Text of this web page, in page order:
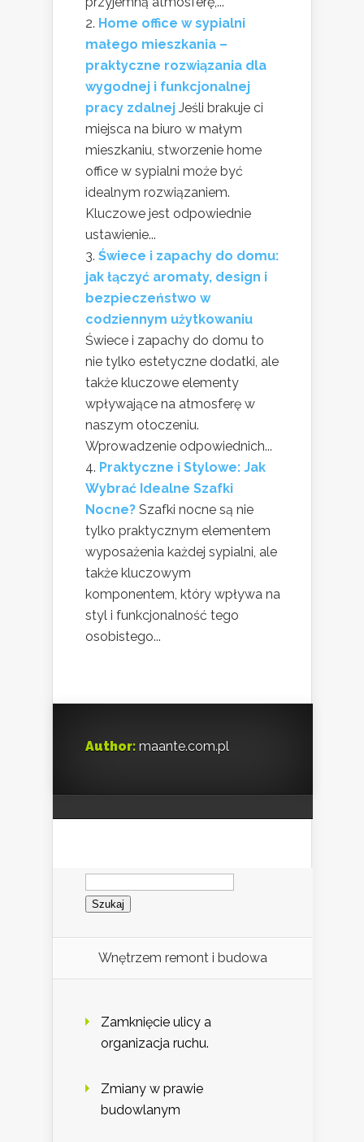
Home office w sypialni
małego mieszkania –
praktyczne rozwiązania dla
wygodnej i funkcjonalnej
pracy zdalnej Jeśli brakuje ci
miejsca na biuro w małym
mieszkaniu, stworzenie home
office w sypialni może być
idealnym rozwiązaniem.
Kluczowe jest odpowiednie
ustawienie...
Świece i zapachy do domu:
jak łączyć aromaty, design i
bezpieczeństwo w
codziennym użytkowaniu
Świece i zapachy do domu to
nie tylko estetyczne dodatki, ale
także kluczowe elementy
wpływające na atmosferę w
naszym otoczeniu.
Wprowadzenie odpowiednich...
Praktyczne i Stylowe: Jak
Wybrać Idealne Szafki
Nocne? Szafki nocne są nie
tylko praktycznym elementem
wyposażenia każdej sypialni, ale
także kluczowym
komponentem, który wpływa na
styl i funkcjonalność tego
osobistego...
Author: maante.com.pl
Szukaj:
Wnętrzem remont i budowa
Zamknięcie ulicy a
organizacja ruchu.
Zmiany w prawie
budowlanym